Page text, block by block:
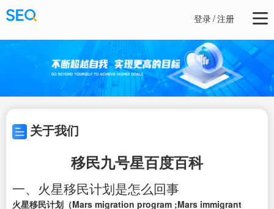
登录/注册
关于我们
移民九号星百度百科
一、火星移民计划是怎么回事
火星移民计划（Mars migration program ;Mars immigrant